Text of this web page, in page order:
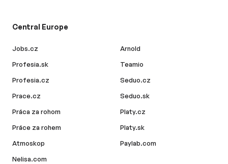
Central Europe
Jobs.cz
Profesia.sk
Profesia.cz
Prace.cz
Práca za rohom
Práce za rohem
Atmoskop
Nelisa.com
Arnold
Teamio
Seduo.cz
Seduo.sk
Platy.cz
Platy.sk
Paylab.com